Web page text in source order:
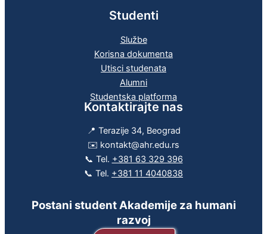
Studenti
Službe
Korisna dokumenta
Utisci studenata
Alumni
Studentska platforma
Kontaktirajte nas
📍 Terazije 34, Beograd
✉️ kontakt@ahr.edu.rs
📞 Tel. +381 63 329 396
📞 Tel. +381 11 4040838
Postani student Akademije za humani
razvoj